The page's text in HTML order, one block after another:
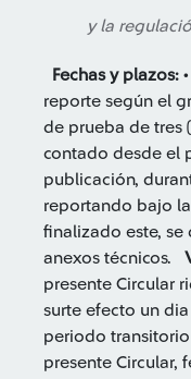
y la
Fechas y plazos:
reporte según el
de prueba de tres
contado desde el
publicación,
reportando bajo
finalizado este, se
anexos técnicos.
presente Circular
surte efecto un
periodo
presente Circular,